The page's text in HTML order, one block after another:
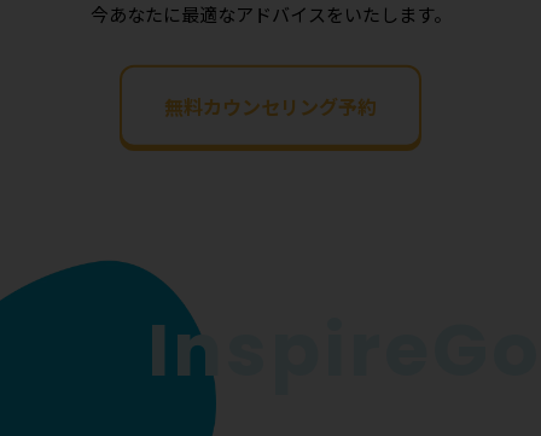
今あなたに最適なアドバイスをいたします。
無料カウンセリング予約